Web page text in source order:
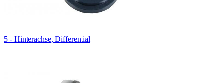
5 - Hinterachse, Differential